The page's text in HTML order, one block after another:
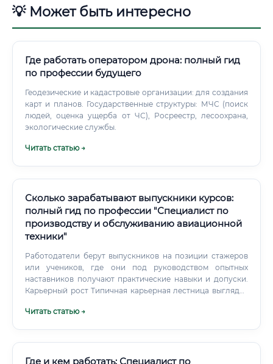
💡 Может быть интересно
Где работать оператором дрона: полный гид
по профессии будущего
Геодезические и кадастровые организации: для создания
карт и планов. Государственные структуры: МЧС (поиск
людей, оценка ущерба от ЧС), Росреестр, лесоохрана,
экологические службы.
Читать статью →
Сколько зарабатывают выпускники курсов:
полный гид по профессии "Специалист по
производству и обслуживанию авиационной
техники"
Работодатели берут выпускников на позиции стажеров
или учеников, где они под руководством опытных
наставников получают практические навыки и допуски.
Карьерный рост Типичная карьерная лестница выглядит
Читать статью →
Где и кем работать: Специалист по